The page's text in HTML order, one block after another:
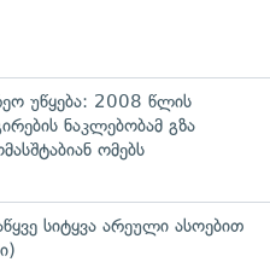
უწყება: 2008 წლის
ნაკლებობამ გზა
ომებს
სიტყვა არეული ასოებით